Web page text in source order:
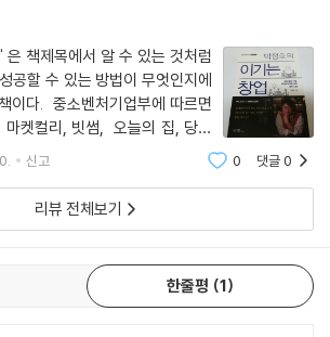
상치 못한 비용이 사방에서 발생하기도 한다. 이
황과 예상치 못한 다양한 돌발상황이 교차하는
는 조언은 깊은 고심에 쌓여 있는 창업가들에게
다.
목에서 알 수 있는 것처럼
에 따르면
신고 0 댓글0
리뷰 전체보기
한줄평 1